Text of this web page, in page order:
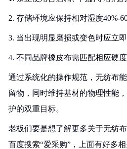
2. 存储环境应保持相对湿度40%-
3. 当出现明显磨损或变色时应立
4. 不同品牌橡皮布需匹配相应硬
通过系统化的操作规范，无纺布
留物，同时维持基材的物理性能
护的双重目标。
老板们要是想了解更多关于无纺
百度搜索“爱采购”，上面有好多